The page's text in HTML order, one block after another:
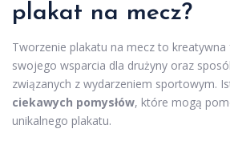
plakat na mecz?
Tworzenie plakatu na mecz to
swojego wsparcia dla drużyny oraz
związanych z wydarzeniem sportowym.
ciekawych pomysłów, które mogą
unikalnego plakatu.